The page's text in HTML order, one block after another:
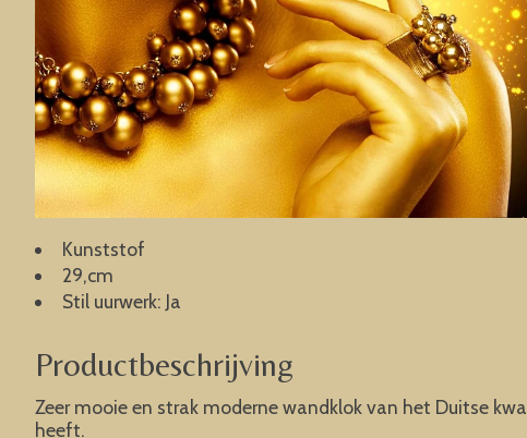
Kunststof
29,cm
Stil uurwerk: Ja
Productbeschrijving
Zeer mooie en strak moderne wandklok van het Duitse
heeft.